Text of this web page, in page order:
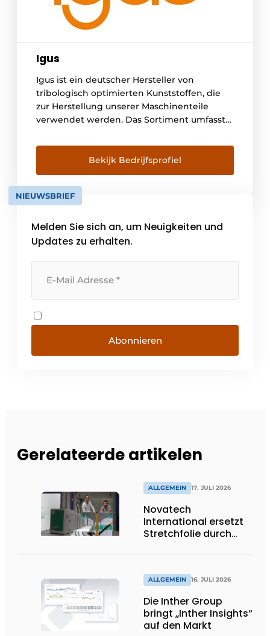
Igus
Igus ist ein deutscher Hersteller von
tribologisch optimierten Kunststoffen, die
zur Herstellung unserer Maschinenteile
verwendet werden. Das Sortiment umfasst
und Kabel, sogenannte Motion Plastics. In
Belgien beliefern wir mehr als 3.000 Kunden,
die in den unterschiedlichsten Branchen
tätig sind. Mit den Online-Tools, die Sie auf
[...]
Bekijk Bedrijfsprofiel
NIEUWSBRIEF
Melden Sie sich an, um Neuigkeiten und
Updates zu erhalten.
Abonnieren
Gerelateerde artikelen
ALLGEMEIN 17. JULI 2026
Novatech
International ersetzt
Stretchfolie durch
ALLGEMEIN 16. JULI 2026
Die Inther Group
bringt „Inther Insights“
auf den Markt